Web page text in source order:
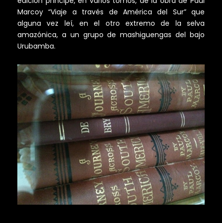
Marcoy “Viaje a través de América del Sur” que
alguna vez leí, en el otro extremo de la selva
amazónica, a un grupo de mashiguengas del bajo
Urubamba.